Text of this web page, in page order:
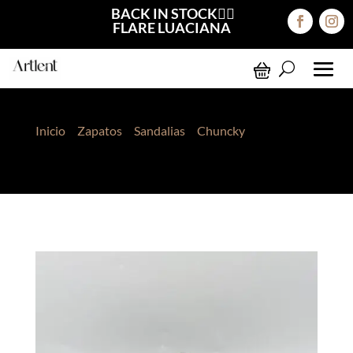
BACK IN STOCK❤️‍🔥
FLARE LUACIANA
Inicio> Zapatos> Sandalias> Chuncky> Sandalia